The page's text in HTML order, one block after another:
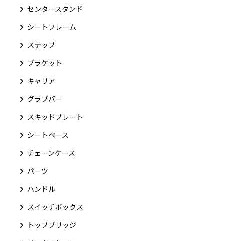
センタースタンド
シートフレーム
ステップ
ブラケット
キャリア
グラブバー
スキッドプレート
シートベース
チェーンケース
パーツ
ハンドル
スイッチボックス
トップブリッジ